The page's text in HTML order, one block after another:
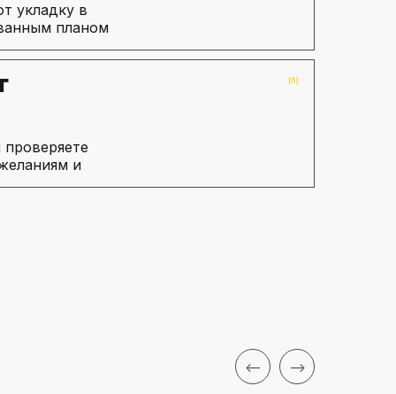
укладку в
планом
[6]
и
<-- -->